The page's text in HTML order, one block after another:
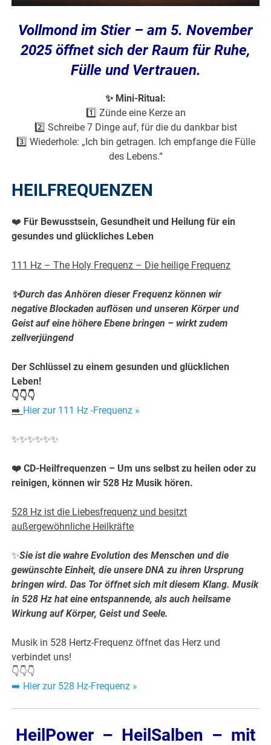
Vollmond im Stier – am 5. November
2025 öffnet sich der Raum für Ruhe,
Fülle und Vertrauen.
✨ Mini-Ritual:
1️⃣ Zünde eine Kerze an
2️⃣ Schreibe 7 Dinge auf, für die du dankbar bist
3️⃣ Wiederhole: „Ich bin getragen. Ich empfange die Fülle
des Lebens.“
HEILFREQUENZEN
❤️ Für Bewusstsein, Gesundheit und Heilung für ein
gesundes und glückliches Leben
111 Hz – The Holy Frequenz – Die heilige Frequenz
✨Durch das Anhören dieser Frequenz können wir
negative Blockaden auflösen und unseren Körper und
Geist auf eine höhere Ebene bringen – wirkt zudem
zellverjüngend
Der Schlüssel zu einem gesunden und glücklichen
Leben!
👇👇👇
➡️ Hier zur 111 Hz -Frequenz »
✨✨✨✨✨✨
❤️ CD-Heilfrequenzen – Um uns selbst zu heilen oder zu
reinigen, können wir 528 Hz Musik hören.
528 Hz ist die Liebesfrequenz und besitzt
außergewöhnliche Heilkräfte
✨Sie ist die wahre Evolution des Menschen und die
gewünschte Einheit, die unsere DNA zu ihren Ursprung
bringen wird. Das Tor öffnet sich mit diesem Klang. Musik
in 528 Hz hat eine entspannende, als auch heilsame
Wirkung auf Körper, Geist und Seele.
Musik in 528 Hertz-Frequenz öffnet das Herz und
verbindet uns!
👇👇👇
➡️ Hier zur 528 Hz-Frequenz »
HeilPower – HeilSalben – mit